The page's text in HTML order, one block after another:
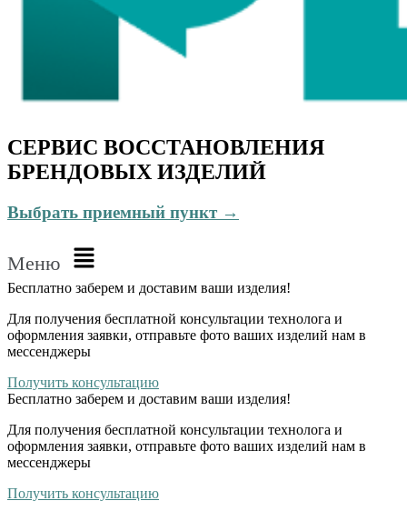
СЕРВИС ВОССТАНОВЛЕНИЯ
БРЕНДОВЫХ ИЗДЕЛИЙ
Выбрать приемный пункт →
Меню
Бесплатно заберем и доставим ваши изделия!
Для получения бесплатной консультации технолога и
оформления заявки, отправьте фото ваших изделий нам в
мессенджеры
Получить консультацию
Бесплатно заберем и доставим ваши изделия!
Для получения бесплатной консультации технолога и
оформления заявки, отправьте фото ваших изделий нам в
мессенджеры
Получить консультацию